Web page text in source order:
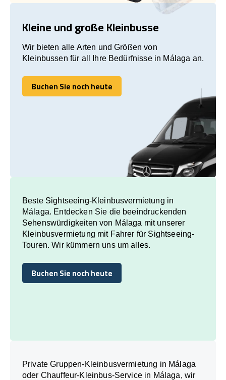
Kleine und große Kleinbusse
Wir bieten alle Arten und Größen von
Kleinbussen für all Ihre Bedürfnisse in Málaga an.
Buchen Sie noch heute
Buchen Sie noch heute
Beste Sightseeing-Kleinbusvermietung in
Málaga. Entdecken Sie die beeindruckenden
Sehenswürdigkeiten von Málaga mit unserer
Kleinbusvermietung mit Fahrer für Sightseeing-
Touren. Wir kümmern uns um alles.
Buchen Sie noch heute
Buchen Sie noch heute
Private Gruppen-Kleinbusvermietung in Málaga
oder Chauffeur-Kleinbus-Service in Málaga, wir